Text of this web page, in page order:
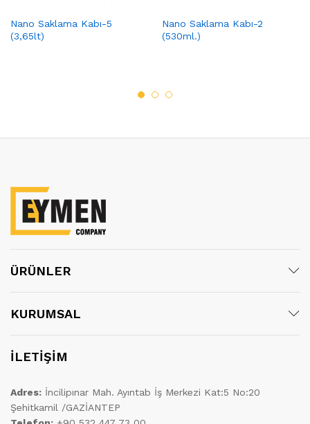
Nano Saklama Kabı-5
(3,65lt)
Nano Saklama Kabı-2
(530ml.)
ÜRÜNLER
KURUMSAL
İLETİŞİM
Adres: İncilipınar Mah. Ayıntab İş Merkezi Kat:5 No:20
Şehitkamil /GAZİANTEP